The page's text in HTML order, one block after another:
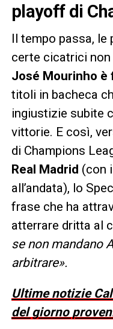
playoff di
Il tempo passa, le
certe cicatrici
José Mourinho è
titoli in bacheca
ingiustizie subite
vittorie. E così,
di Champions
Real Madrid (con
all’andata), lo
frase che ha
atterrare dritta al
se non mandano
arbitrare».
Ultime notizie
del giorno